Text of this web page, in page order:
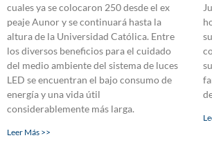
cuales ya se colocaron 250 desde el ex
peaje Aunor y se continuará hasta la
altura de la Universidad Católica. Entre
los diversos beneficios para el cuidado
del medio ambiente del sistema de luces
LED se encuentran el bajo consumo de
energía y una vida útil
considerablemente más larga.
Leer Más >>